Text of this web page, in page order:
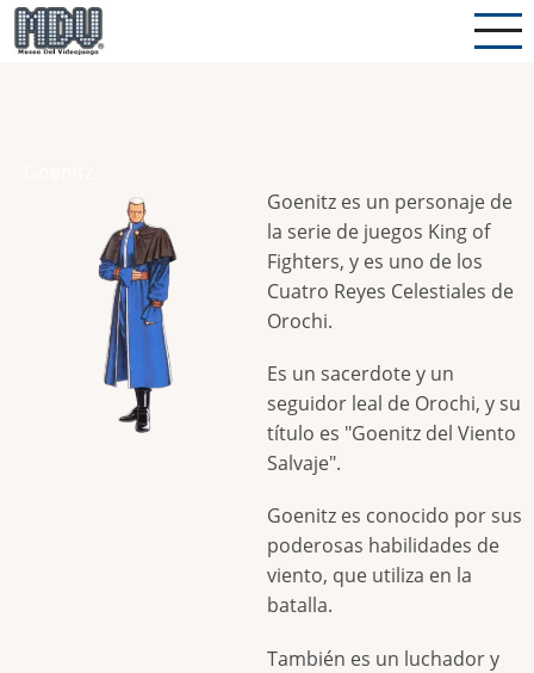
Pasar
al
Goenitz es un personaje de
la serie de juegos King of
Fighters, y es uno de los
Cuatro Reyes Celestiales de
Orochi.
Es un sacerdote y un
seguidor leal de Orochi, y su
título es "Goenitz del Viento
Salvaje".
Goenitz es conocido por sus
poderosas habilidades de
viento, que utiliza en la
batalla.
También es un luchador y